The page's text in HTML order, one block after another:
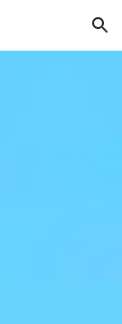
Skip to navigation